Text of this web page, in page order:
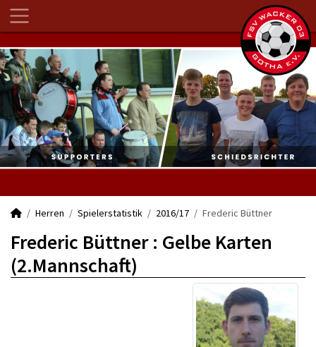
Herren Spielerstatistik 2016/17 Frederic Büttner
Frederic Büttner : Gelbe Karten
(2.Mannschaft)